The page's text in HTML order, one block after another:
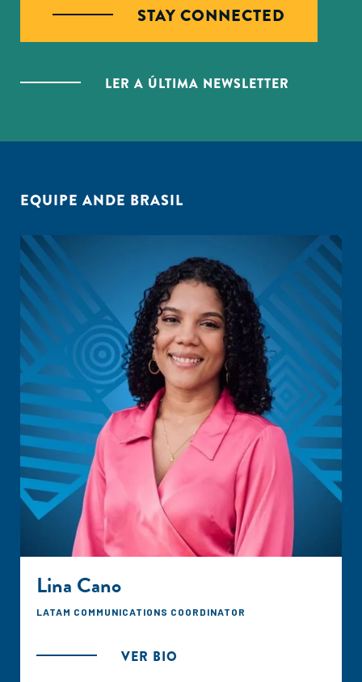
STAY CONNECTED
LER A ÚLTIMA NEWSLETTER
EQUIPE ANDE BRASIL
Lina Cano
LATAM COMMUNICATIONS COORDINATOR
VER BIO